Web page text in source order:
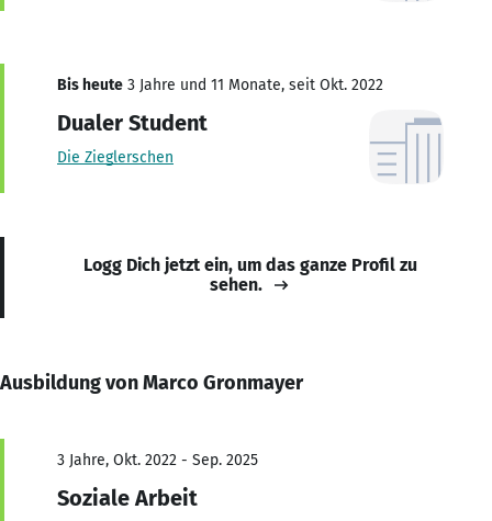
Bis heute 3 Jahre und 11 Monate, seit Okt. 2022
Dualer Student
Die Zieglerschen
Logg Dich jetzt ein, um das ganze Profil zu
sehen.
Ausbildung von Marco Gronmayer
3 Jahre, Okt. 2022 - Sep. 2025
Soziale Arbeit